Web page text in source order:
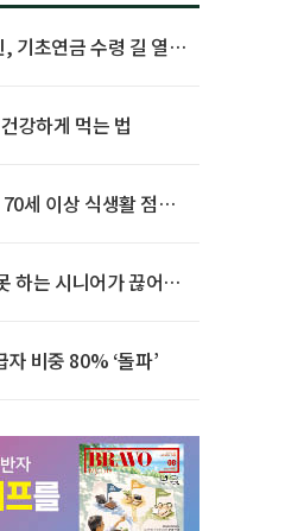
기초연금 수령 길 열린
강하게 먹는 법
세 이상 식생활 점수
는 시니어가 끊어야
비중 80% ‘돌파’